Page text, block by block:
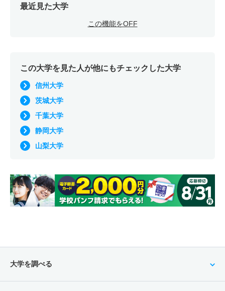
最近見た大学
この機能をOFF
この大学を見た人が他にもチェックした大学
信州大学
茨城大学
千葉大学
静岡大学
山梨大学
大学を調べる